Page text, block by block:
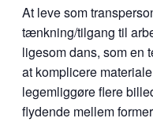
At leve som
tænkning/tilgang til
ligesom dans, som en
at komplicere
legemliggøre flere
flydende mellem